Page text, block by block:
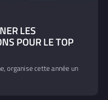
LES
POUR LE TOP
organise cette année un